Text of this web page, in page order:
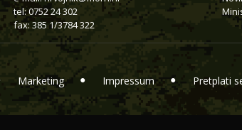
tel: 0752 24 302
fax: 385 1/3784 322
Marketing Impressum Pretplati